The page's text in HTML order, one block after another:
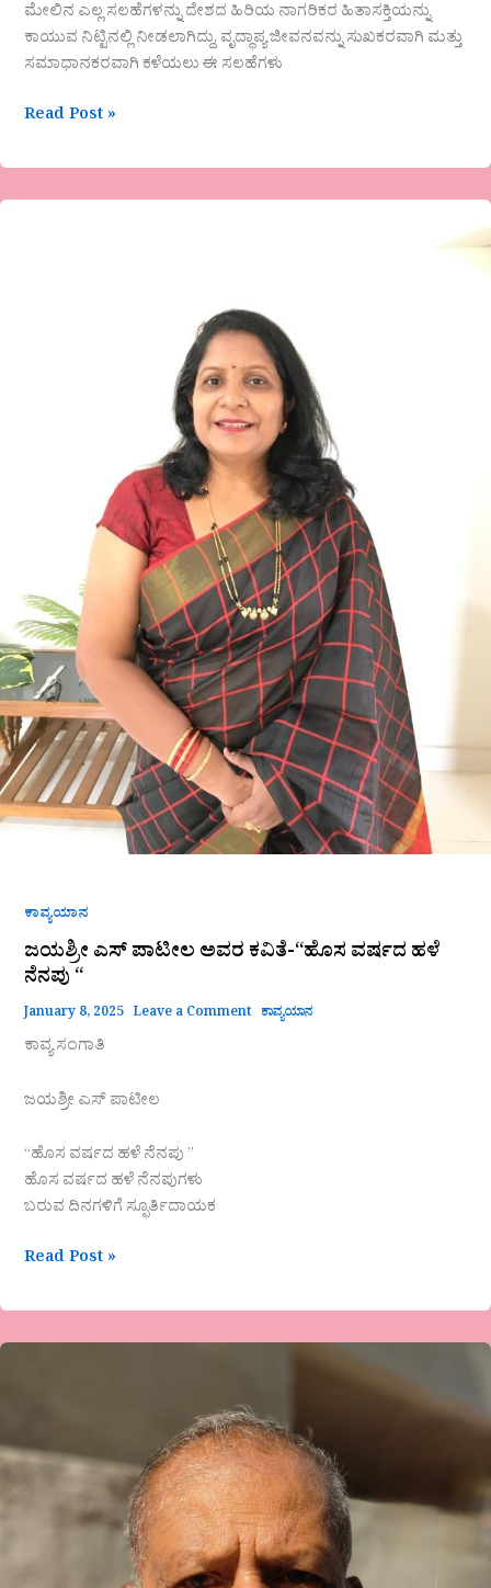
ಮೇಲಿನ ಎಲ್ಲ ಸಲಹೆಗಳನ್ನು ದೇಶದ ಹಿರಿಯ ನಾಗರಿಕರ ಹಿತಾಸಕ್ತಿಯನ್ನು
ಕಾಯುವ ನಿಟ್ಟಿನಲ್ಲಿ ನೀಡಲಾಗಿದ್ದು, ವೃದ್ಧಾಪ್ಯ ಜೀವನವನ್ನು ಸುಖಕರವಾಗಿ ಮತ್ತು
ಸಮಾಧಾನಕರವಾಗಿ ಕಳೆಯಲು ಈ ಸಲಹೆಗಳು
Read Post »
ಕಾವ್ಯಯಾನ
ಜಯಶ್ರೀ ಎಸ್ ಪಾಟೀಲ ಅವರ ಕವಿತೆ-“ಹೊಸ ವರ್ಷದ ಹಳೆ
ನೆನಪು “
January 8, 2025 Leave a Comment ಕಾವ್ಯಯಾನ
ಕಾವ್ಯ ಸಂಗಾತಿ
ಜಯಶ್ರೀ ಎಸ್ ಪಾಟೀಲ
“ಹೊಸ ವರ್ಷದ ಹಳೆ ನೆನಪು ”
ಹೊಸ ವರ್ಷದ ಹಳೆ ನೆನಪುಗಳು
ಬರುವ ದಿನಗಳಿಗೆ ಸ್ಫೂರ್ತಿದಾಯಕ
Read Post »
ಕವಿತೆಯ
ಕನ್ನಡಾನುವಾದ
ಪಿ.ವೆಂಕಟಾಚಲಯ್ಯ